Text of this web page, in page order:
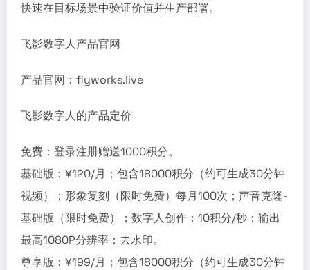
快速在目标场景中验证价值并生产部署。
飞影数字人产品官网
产品官网：flyworks.live
飞影数字人的产品定价
免费：登录注册赠送1000积分。
基础版：¥120/月；包含18000积分（约可生成30分钟
视频）；形象复刻（限时免费）每月100次；声音克隆-
基础版（限时免费）；数字人创作：10积分/秒；输出
最高1080P分辨率；去水印。
尊享版：¥199/月；包含18000积分（约可生成30分钟